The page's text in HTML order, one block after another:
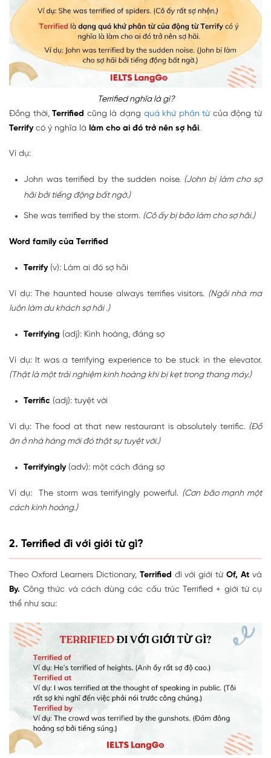
Terrified nghĩa là gì?
Đồng thời,Terrified cũng là dạng quá khứ phân từ của động từ
Terrify có ý nghĩa là làm cho ai đó trở nên sợ hãi.
Ví dụ:
John was terrified by the sudden noise. (John bị làm cho sợ
hãi bởi tiếng động bất ngờ.)
She was terrified by the storm. (Cô ấy bị bão làm cho sợ hãi.)
Word family của Terrified
Terrify(v): Làm ai đó sợ hãi
Ví dụ: The haunted house always terrifies visitors. (Ngôi nhà ma
luôn làm du khách sợ hãi .)
Terrifying (adj): Kinh hoàng, đáng sợ
Ví dụ: It was a terrifying experience to be stuck in the elevator.
(Thật là một trải nghiệm kinh hoàng khi bị kẹt trong thang máy.)
Terrific (adj): tuyệt vời
Ví dụ: The food at that new restaurant is absolutely terrific. (Đồ
ăn ở nhà hàng mới đó thật sự tuyệt vời.)
Terrifyingly(adv): một cách đáng sợ
Ví dụ: The storm was terrifyingly powerful. (Cơn bão mạnh một
cách kinh hoàng.)
2. Terrified đi với giới từ gì?
Theo Oxford Learners Dictionary, Terrified đi với giới từOf, Atvà
By.Công thức và cách dùng các cấu trúc Terrified + giới từ cụ
thể như sau: